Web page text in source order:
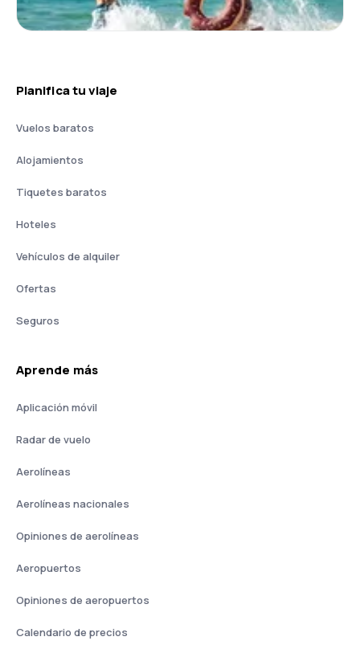
Planifica tu viaje
Vuelos baratos
Alojamientos
Tiquetes baratos
Hoteles
Vehículos de alquiler
Ofertas
Seguros
Aprende más
Aplicación móvil
Radar de vuelo
Aerolíneas
Aerolíneas nacionales
Opiniones de aerolíneas
Aeropuertos
Opiniones de aeropuertos
Calendario de precios